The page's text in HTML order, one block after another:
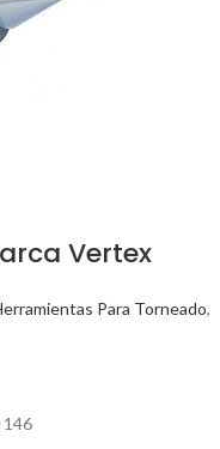
Vertex
Para Torneado,
146